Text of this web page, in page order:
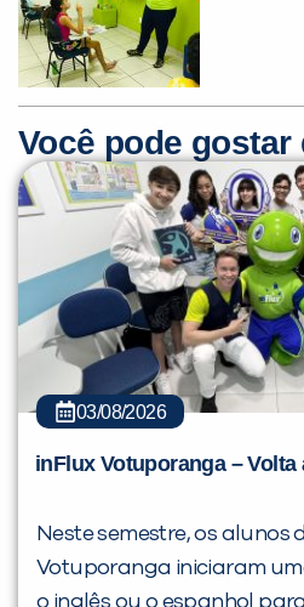
Você pode gostar
03/08/2026
inFlux Votuporanga – Volta
Neste semestre, os alunos
Votuporanga iniciaram
o inglês ou o espanhol